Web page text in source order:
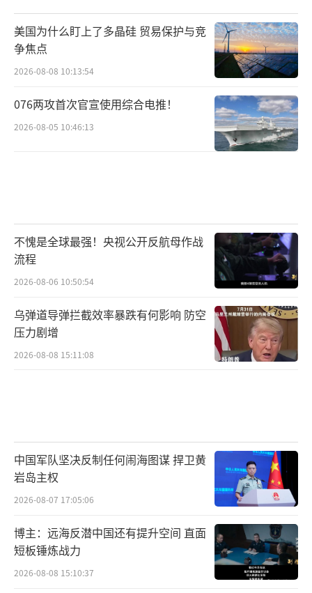
美国为什么盯上了多晶硅 贸易保护与竞
争焦点
2026-08-08 10:13:54
076两攻首次官宣使用综合电推！
2026-08-05 10:46:13
不愧是全球最强！央视公开反航母作战
流程
2026-08-06 10:50:54
乌弹道导弹拦截效率暴跌有何影响 防空
压力剧增
2026-08-08 15:11:08
中国军队坚决反制任何闹海图谋 捍卫黄
岩岛主权
2026-08-07 17:05:06
博主：远海反潜中国还有提升空间 直面
短板锤炼战力
2026-08-08 15:10:37